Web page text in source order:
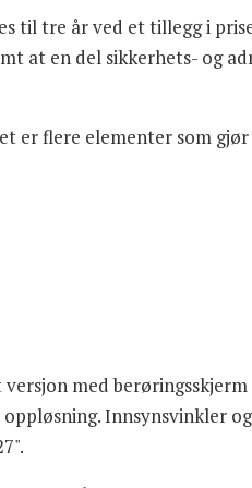
til tre år ved et tillegg i
at en del sikkerhets- og
er flere elementer som
med
Innsynsvinkler